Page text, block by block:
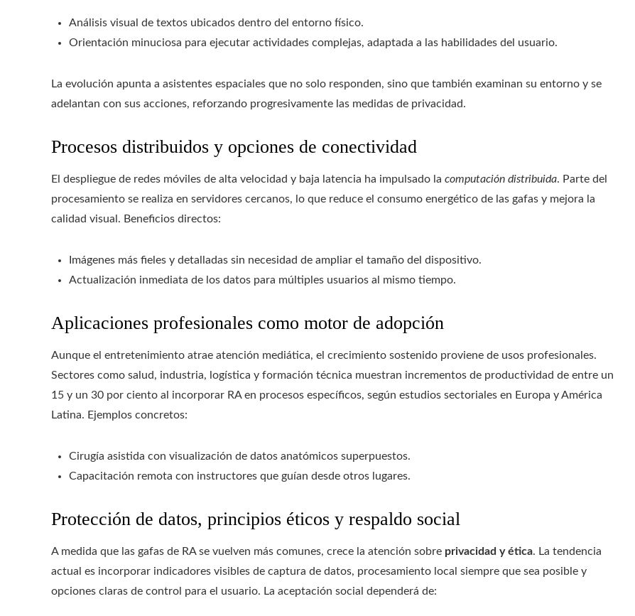
Análisis visual de textos ubicados dentro del entorno físico.
Orientación minuciosa para ejecutar actividades complejas, adaptada a las habilidades del usuario.
La evolución apunta a asistentes espaciales que no solo responden, sino que también examinan su entorno y se
adelantan con sus acciones, reforzando progresivamente las medidas de privacidad.
Procesos distribuidos y opciones de conectividad
El despliegue de redes móviles de alta velocidad y baja latencia ha impulsado la computación distribuida. Parte del
procesamiento se realiza en servidores cercanos, lo que reduce el consumo energético de las gafas y mejora la
calidad visual. Beneficios directos:
Imágenes más fieles y detalladas sin necesidad de ampliar el tamaño del dispositivo.
Actualización inmediata de los datos para múltiples usuarios al mismo tiempo.
Aplicaciones profesionales como motor de adopción
Aunque el entretenimiento atrae atención mediática, el crecimiento sostenido proviene de usos profesionales.
Sectores como salud, industria, logística y formación técnica muestran incrementos de productividad de entre un
15 y un 30 por ciento al incorporar RA en procesos específicos, según estudios sectoriales en Europa y América
Latina. Ejemplos concretos:
Cirugía asistida con visualización de datos anatómicos superpuestos.
Capacitación remota con instructores que guían desde otros lugares.
Protección de datos, principios éticos y respaldo social
A medida que las gafas de RA se vuelven más comunes, crece la atención sobre privacidad y ética. La tendencia
actual es incorporar indicadores visibles de captura de datos, procesamiento local siempre que sea posible y
opciones claras de control para el usuario. La aceptación social dependerá de: